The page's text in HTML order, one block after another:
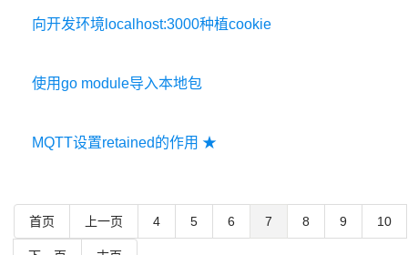
向开发环境localhost:3000种植cookie
使用go module导入本地包
MQTT设置retained的作用 ★
首页 上一页 4 5 6 7 8 9 10